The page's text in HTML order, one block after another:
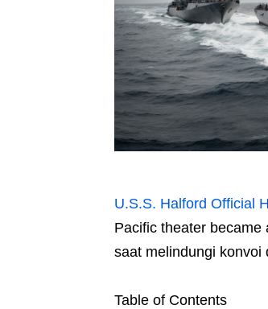
U.S.S. Halford Official
Pacific theater became
saat melindungi konvoi
Table of Contents